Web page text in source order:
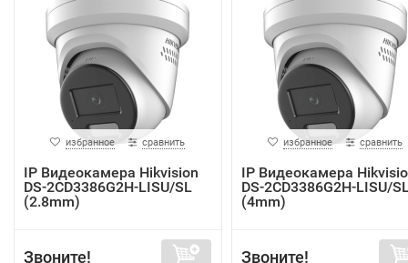
избранное сравнить
IP Видеокамера Hikvision
DS-2CD3386G2H-LISU/SL
(2.8mm)
Звоните!
избранное сравнить
IP Видеокамера
DS-2CD3386G2H-LISU/
(4mm)
Звоните!